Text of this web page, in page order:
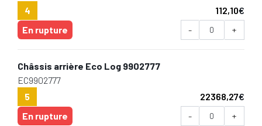
4
112,10€
En rupture
- +
Châssis arrière Eco Log 9902777
EC9902777
5
22368,27€
En rupture
- +